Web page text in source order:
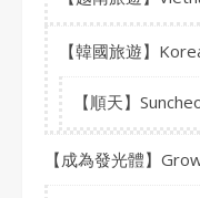
【韓國旅遊】
【順天】
【成為發光體】